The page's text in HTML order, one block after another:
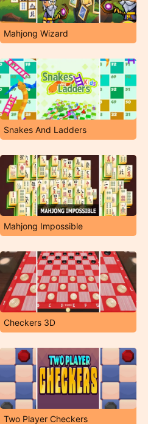
Mahjong Wizard
Snakes And Ladders
Mahjong Impossible
Checkers 3D
Two Player Checkers